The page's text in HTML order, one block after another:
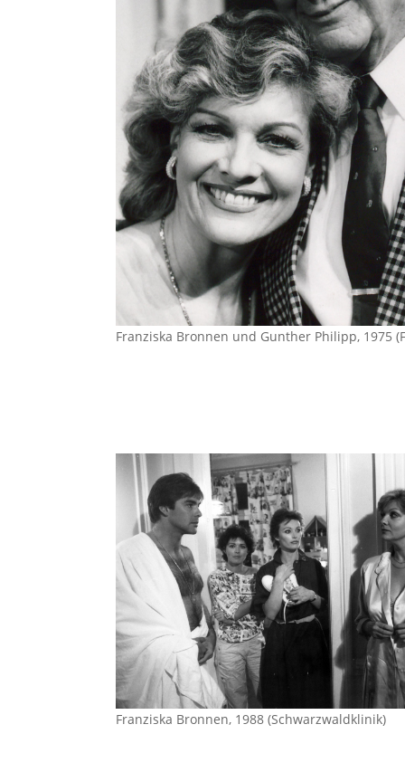
Franziska Bronnen und Gunther Philipp, 1975
Franziska Bronnen, 1988 (Schwarzwaldklinik)